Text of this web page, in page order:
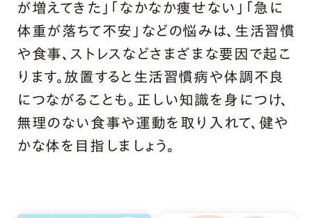
が増えてきた」「なかなか痩せない」「急に
体重が落ちて不安」などの悩みは、生活習慣
や食事、ストレスなどさまざまな要因で起こ
ります。放置すると生活習慣病や体調不良
につながることも。正しい知識を身につけ、
無理のない食事や運動を取り入れて、健や
かな体を目指しましょう。